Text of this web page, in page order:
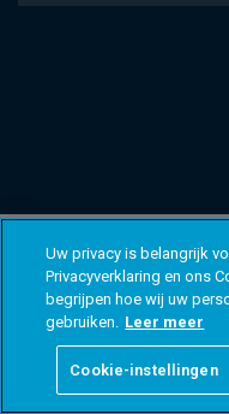
Uw privacy is belangrijk
Privacyverklaring en ons
begrijpen hoe wij uw
gebruiken. Leer meer
Cookie-instellingen